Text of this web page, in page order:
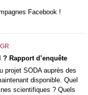
Facebook !
Rapport d’enquête
projet SODA auprès des
disponible. Quel
scientifiques ? Quels